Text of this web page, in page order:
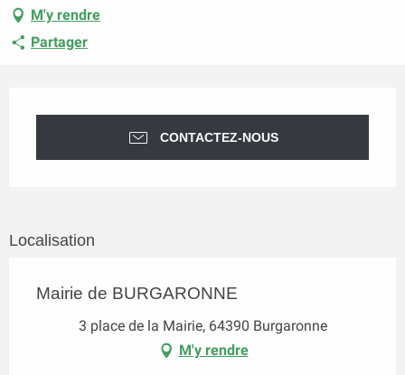
M'y rendre
Partager
CONTACTEZ-NOUS
Localisation
Mairie de BURGARONNE
3 place de la Mairie, 64390 Burgaronne
M'y rendre